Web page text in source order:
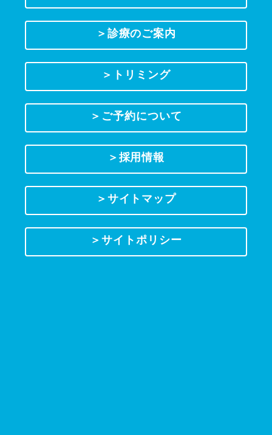
＞診療のご案内
＞トリミング
＞ご予約について
＞採用情報
＞サイトマップ
＞サイトポリシー